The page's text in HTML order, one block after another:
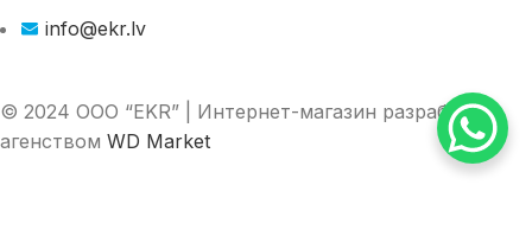
info@ekr.lv
© 2024 ООО “EKR” | Интернет-магазин разработан
агенствомWD Market